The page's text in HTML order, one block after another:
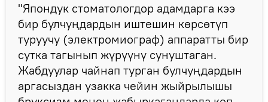
"Япондук стоматологдор адамдарга кээ
бир булчуңдардын иштешин көрсөтүп
туруучу (электромиограф) аппаратты бир
сутка тагынып жүрүүнү сунуштаган.
Жабдуулар чайнап турган булчуңдардын
аргасыздан узакка чейин жыйрылышы